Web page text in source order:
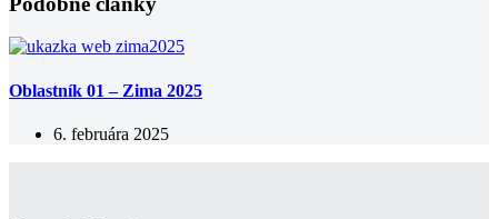
Oblastník 01 – Zima 2025
6. februára 2025